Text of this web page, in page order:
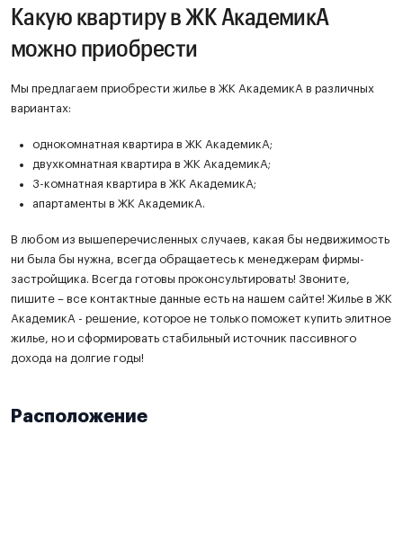
Какую квартиру в ЖК АкадемикА
можно приобрести
Мы предлагаем приобрести жилье в ЖК АкадемикА в различных
вариантах:
однокомнатная квартира в ЖК АкадемикА;
двухкомнатная квартира в ЖК АкадемикА;
3-комнатная квартира в ЖК АкадемикА;
апартаменты в ЖК АкадемикА.
В любом из вышеперечисленных случаев, какая бы недвижимость
ни была бы нужна, всегда обращаетесь к менеджерам фирмы-
застройщика. Всегда готовы проконсультировать! Звоните,
пишите – все контактные данные есть на нашем сайте! Жилье в ЖК
АкадемикА - решение, которое не только поможет купить элитное
жилье, но и сформировать стабильный источник пассивного
дохода на долгие годы!
Расположение